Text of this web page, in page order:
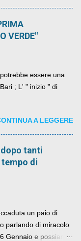
VERDE"
essere una
; L' " inizio " di
A LEGGERE
dopo tanti
tempo di
un paio di
parlando di miracolo
Gennaio e possiamo